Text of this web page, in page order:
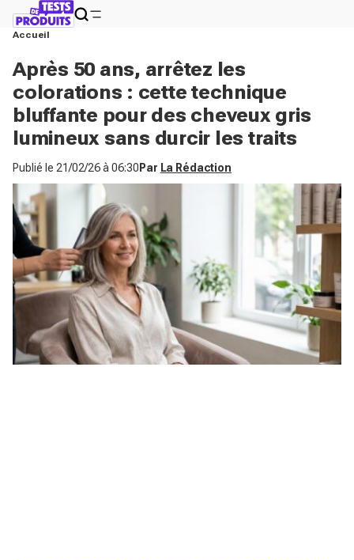
Accueil
Après 50 ans, arrêtez les
colorations : cette technique
bluffante pour des cheveux gris
lumineux sans durcir les traits
Publié le 21/02/26 à 06:30 Par La Rédaction